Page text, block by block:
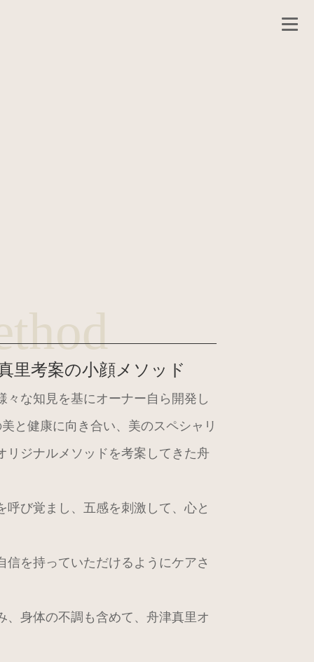
里考案の小顔メソッド
な知見を基にオーナー自ら開発し
と健康に向き合い、美のスペシャリ
リジナルメソッドを考案してきた舟
び覚まし、五感を刺激して、心と
を持っていただけるようにケアさ
身体の不調も含めて、舟津真里オ